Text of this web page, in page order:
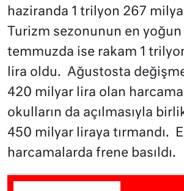
haziranda 1 trilyon 267
Turizm sezonunun en
temmuzda ise rakam 1
lira oldu. Ağustosta
420 milyar lira olan
okulların da açılmasıyla
450 milyar liraya tırmandı.
harcamalarda frene basıldı.